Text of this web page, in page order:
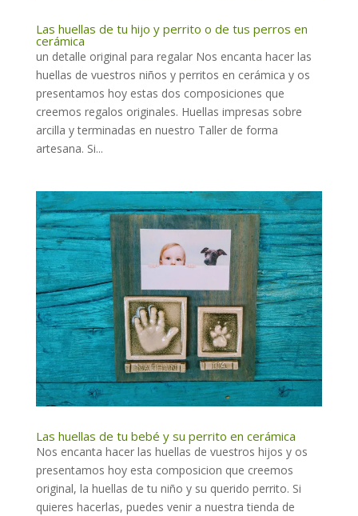
Las huellas de tu hijo y perrito o de tus perros en
cerámica
un detalle original para regalar Nos encanta hacer las
huellas de vuestros niños y perritos en cerámica y os
presentamos hoy estas dos composiciones que
creemos regalos originales. Huellas impresas sobre
arcilla y terminadas en nuestro Taller de forma
artesana. Si...
Las huellas de tu bebé y su perrito en cerámica
Nos encanta hacer las huellas de vuestros hijos y os
presentamos hoy esta composicion que creemos
original, la huellas de tu niño y su querido perrito. Si
quieres hacerlas, puedes venir a nuestra tienda de